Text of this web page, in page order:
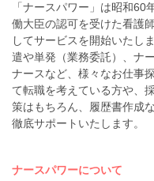
「ナースパワー」は昭和
働大臣の認可を受けた看護
してサービスを開始いたし
遣や単発（業務委託）、ナ
ナースなど、様々なお仕事
て転職を考えている方や、
策はもちろん、履歴書作成
徹底サポートいたします。
ナースパワーについて